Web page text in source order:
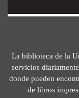
La biblioteca de la
servicios
donde pueden
de libros